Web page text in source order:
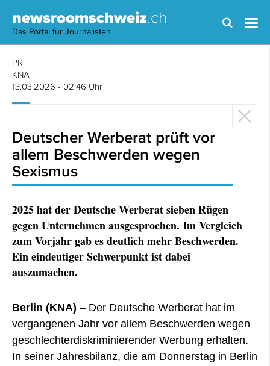
newsroomschweiz.ch
Das Portal für Journalisten
PR
KNA
13.03.2026 - 02:46 Uhr
Deutscher Werberat prüft vor
allem Beschwerden wegen
Sexismus
2025 hat der Deutsche Werberat sieben Rügen
gegen Unternehmen ausgesprochen. Im Vergleich
zum Vorjahr gab es deutlich mehr Beschwerden.
Ein eindeutiger Schwerpunkt ist dabei
auszumachen.
Berlin (KNA) – Der Deutsche Werberat hat im
vergangenen Jahr vor allem Beschwerden wegen
geschlechterdiskriminierender Werbung erhalten.
In seiner Jahresbilanz, die am Donnerstag in Berlin